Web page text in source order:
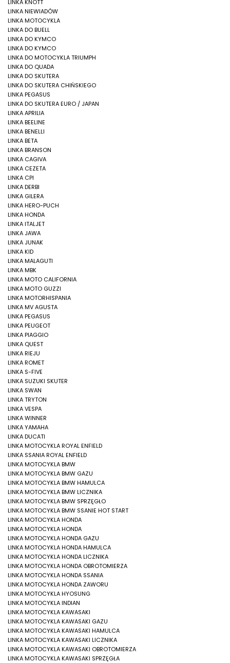
LINKA KNOTT
LINKA NIEWIADÓW
LINKA MOTOCYKLA
LINKA DO BUELL
LINKA DO KYMCO
LINKA DO KYMCO
LINKA DO MOTOCYKLA TRIUMPH
LINKA DO QUADA
LINKA DO SKUTERA
LINKA DO SKUTERA CHIŃSKIEGO
LINKA PEGASUS
LINKA DO SKUTERA EURO / JAPAN
LINKA APRILIA
LINKA BEELINE
LINKA BENELLI
LINKA BETA
LINKA BRANSON
LINKA CAGIVA
LINKA CEZETA
LINKA CPI
LINKA DERBI
LINKA GILERA
LINKA HERO-PUCH
LINKA HONDA
LINKA ITALJET
LINKA JAWA
LINKA JUNAK
LINKA KID
LINKA MALAGUTI
LINKA MBK
LINKA MOTO CALIFORNIA
LINKA MOTO GUZZI
LINKA MOTORHISPANIA
LINKA MV AGUSTA
LINKA PEGASUS
LINKA PEUGEOT
LINKA PIAGGIO
LINKA QUEST
LINKA RIEJU
LINKA ROMET
LINKA S-FIVE
LINKA SUZUKI SKUTER
LINKA SWAN
LINKA TRYTON
LINKA VESPA
LINKA WINNER
LINKA YAMAHA
LINKA DUCATI
LINKA MOTOCYKLA ROYAL ENFIELD
LINKA SSANIA ROYAL ENFIELD
LINKA MOTOCYKLA BMW
LINKA MOTOCYKLA BMW GAZU
LINKA MOTOCYKLA BMW HAMULCA
LINKA MOTOCYKLA BMW LICZNIKA
LINKA MOTOCYKLA BMW SPRZĘGŁO
LINKA MOTOCYKLA BMW SSANIE HOT START
LINKA MOTOCYKLA HONDA
LINKA MOTOCYKLA HONDA
LINKA MOTOCYKLA HONDA GAZU
LINKA MOTOCYKLA HONDA HAMULCA
LINKA MOTOCYKLA HONDA LICZNIKA
LINKA MOTOCYKLA HONDA OBROTOMIERZA
LINKA MOTOCYKLA HONDA SSANIA
LINKA MOTOCYKLA HONDA ZAWORU
LINKA MOTOCYKLA HYOSUNG
LINKA MOTOCYKLA INDIAN
LINKA MOTOCYKLA KAWASAKI
LINKA MOTOCYKLA KAWASAKI GAZU
LINKA MOTOCYKLA KAWASAKI HAMULCA
LINKA MOTOCYKLA KAWASAKI LICZNIKA
LINKA MOTOCYKLA KAWASAKI OBROTOMIERZA
LINKA MOTOCYKLA KAWASAKI SPRZĘGŁA